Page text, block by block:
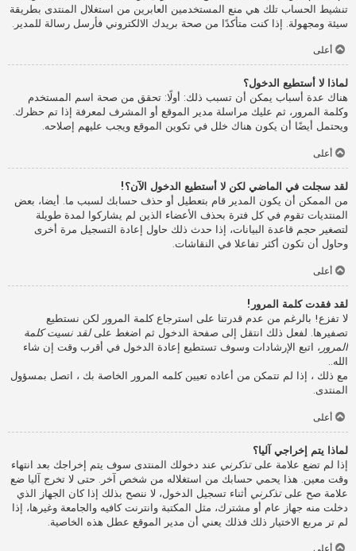
تنشيط الحساب تلك هي منع المستخدمين العابرين من استغلال المنتدى بطريقة
سيئة ومجهولة. إذا كنت متأكدًا من صحة بريدك الالكتروني فأرسل رسالة للمدير.
أعلى
لماذا لا أستطيع الدخول؟
هناك عدة أسباب يمكن أن تسبب ذلك: أولًا: تحقق من صحة اسم المستخدم
وكلمة المرور، ثم عليك مراسلة مدير الموقع أو المشرف لمعرفة إذا تم حظرك.
ويحتمل أيضًا أن يكون هناك خلل في تكوين الموقع ويجب عليهم إصلاحه.
أعلى
لقد سجلت في الماضي لكن لا أستطيع الدخول الآن؟!
من الممكن أن يكون المدير قام بتعطيل أو حذف حسابك لسبب ما. أيضا، بعض
المنتديات تقوم في كل فترة بحذف الأعضاء الذين لم يشاركوا لمدة طويلة
لتصغير حجم قاعدة البيانات، إذا حدث ذلك حاول إعادة التسجيل مرة أخرى
وحاول أن تكون أكثر تفاعلا في النقاشات.
أعلى
لقد فقدت كلمة المرور!
لا تفزع! بالرغم من عدم قدرتنا على استرجاع كلمة المرور لكن نستطيع
تصفيرها. لفعل ذلك انتقل إلى صفحة الدخول ثم اضغط علىلقد نسيت كلمة
المرور ، اتبع الإرشادات وسوف تستطيع إعادة الدخول في أقرب وقت إن شاء
الله..
مع ذلك ، إذا لم تتمكن من أعاده تعيين كلمه المرور الخاصة بك ، اتصل بمسؤول
المنتدى.
أعلى
لماذا يتم إخراجي آليا؟
إذا لم تضع علامة علىتذكرني عند دخولك المنتدى سوف يتم إخراجك بعد انتهاء
وقت معين. هذا يحمي حسابك من استغلاله من شخص آخر. حتى لا تخرج آليا ضع
علامة صح علىتذكرني أثناء تسجيل الدخول، لا ننصح بذلك إذا كان الجهاز الذي
دخلت منه جهاز عام أو مشترك، مثل المكتبة وانترنت كافيه والجامعة وغيرها، إذا
لم تر مربع الاختيار ذلك فذلك يعني أن مدير الموقع عطل هذه الخاصية.